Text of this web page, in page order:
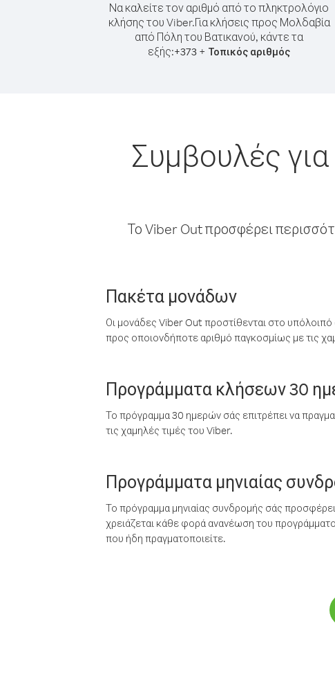
Να καλείτε τον αριθμό από το πληκτρολόγιο
κλήσης του Viber.Για κλήσεις προς Μολδαβία
από Πόλη του Βατικανού, κάντε τα
εξής:+373 + Τοπικός αριθμός
Συμβουλές
Το Viber Out προσφέρει
Πακέτα μονάδων
Οι μονάδες Viber Out προστίθενται στο
προς οποιονδήποτε αριθμό παγκοσμίως με τις
Προγράμματα κλήσεων 30
Το πρόγραμμα 30 ημερών σάς επιτρέπει να
τις χαμηλές τιμές του Viber.
Προγράμματα μηνιαίας
Το πρόγραμμα μηνιαίας συνδρομής σάς
χρειάζεται κάθε φορά ανανέωση του
που ήδη πραγματοποιείτε.